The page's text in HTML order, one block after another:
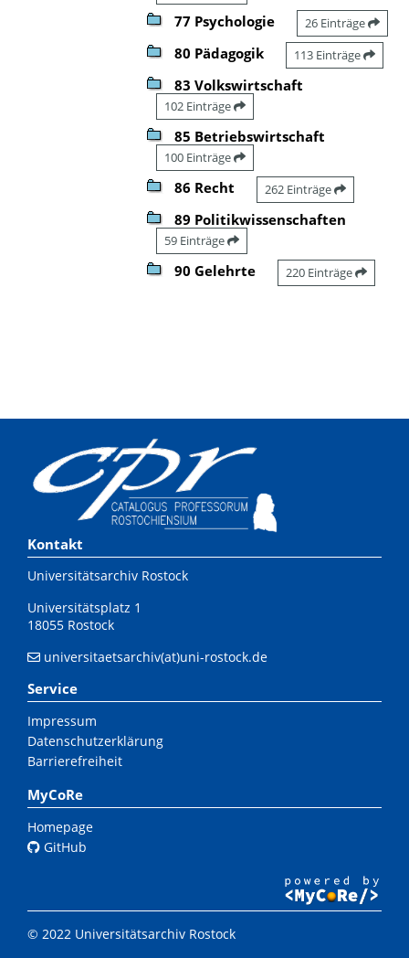
77 Psychologie 26 Einträge
80 Pädagogik 113 Einträge
83 Volkswirtschaft
102 Einträge
85 Betriebswirtschaft
100 Einträge
86 Recht 262 Einträge
89 Politikwissenschaften
59 Einträge
90 Gelehrte 220 Einträge
Kontakt
Universitätsarchiv Rostock
Universitätsplatz 1
18055 Rostock
universitaetsarchiv(at)uni-rostock.de
Service
Impressum
Datenschutzerklärung
Barrierefreiheit
MyCoRe
Homepage
GitHub
© 2022 Universitätsarchiv Rostock